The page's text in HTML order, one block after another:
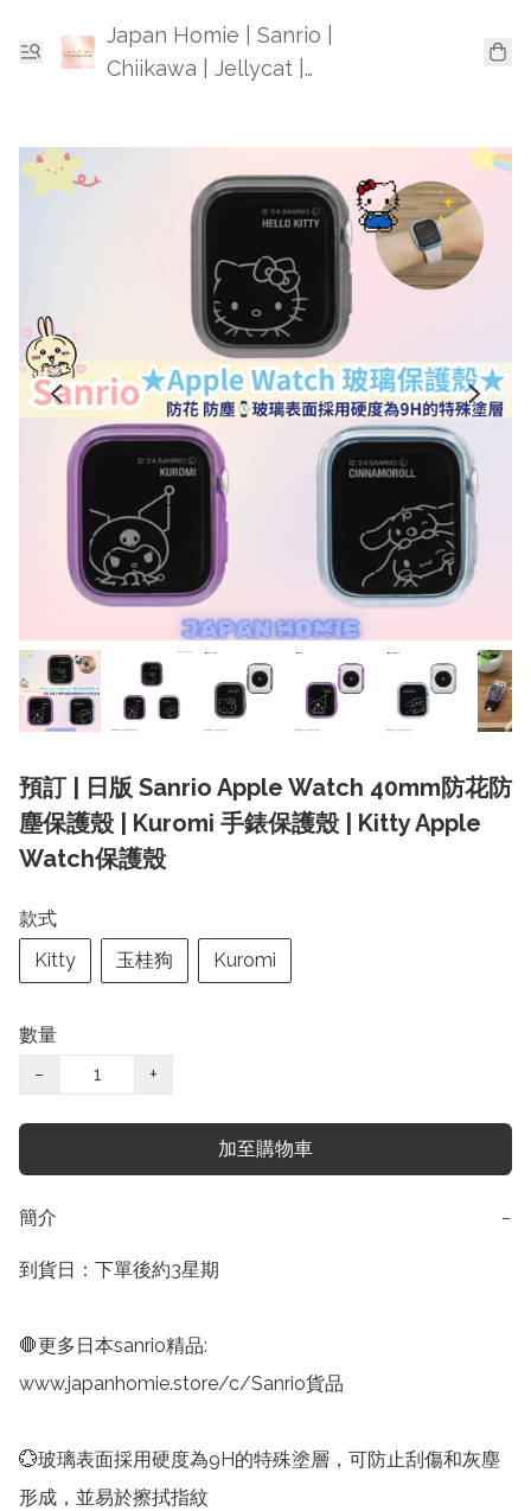
Japan Homie | Sanrio |
Chiikawa | Jellycat |
預訂 | 日版 Sanrio Apple Watch 40mm防花防
塵保護殼 | Kuromi 手錶保護殼 | Kitty Apple
Watch保護殼
款式
Kitty
玉桂狗 Kuromi
數量
−
+
加至購物車
簡介 −
到貨日：下單後約3星期
🛑更多日本sanrio精品:
www.japanhomie.store/c/Sanrio貨品
💮玻璃表面採用硬度為9H的特殊塗層，可防止刮傷和灰塵
形成，並易於擦拭指紋